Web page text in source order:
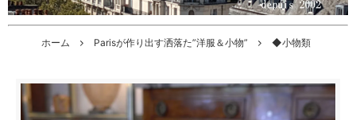
ホーム Parisが作り出す洒落た”洋服＆小物” ◆小物類